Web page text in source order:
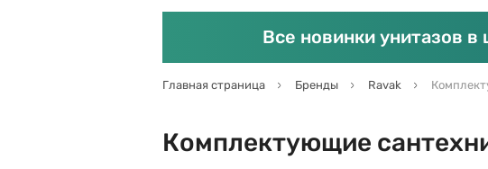
Все новинки унитазов
Главная страница Бренды Ravak
Комплектующие